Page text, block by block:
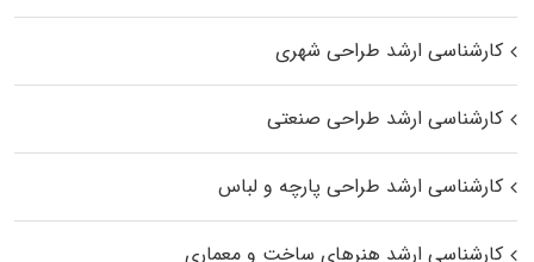
کارشناسی ارشد طراحی شهری
کارشناسی ارشد طراحی صنعتی
کارشناسی ارشد طراحی پارچه و لباس
کارشناسی ارشد هنرهای ساخت و معماری